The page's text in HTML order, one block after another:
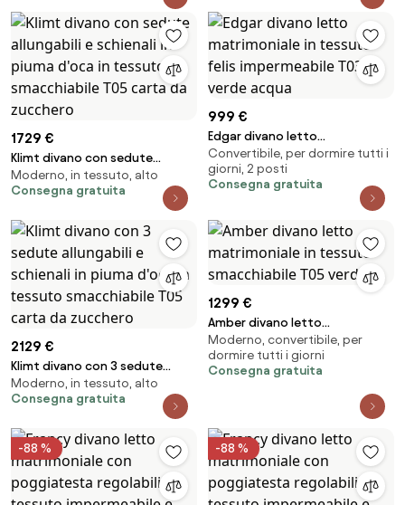
1729 €
Klimt divano con sedute
allungabili e schienali in piuma
d'oca in tessuto smacchiabile
Moderno, in tessuto, alto
Consegna gratuita
999 €
Edgar divano letto
matrimoniale in tessuto felis
impermeabile T03 verde acqua
Convertibile, per dormire tutti i
giorni, 2 posti
Consegna gratuita
2129 €
Klimt divano con 3 sedute
allungabili e schienali in piuma
d'oca in tessuto smacchiabile
Moderno, in tessuto, alto
Consegna gratuita
1299 €
Amber divano letto
matrimoniale in tessuto
smacchiabile T05 verde
Moderno, convertibile, per
dormire tutti i giorni
Consegna gratuita
-88 % -88 %